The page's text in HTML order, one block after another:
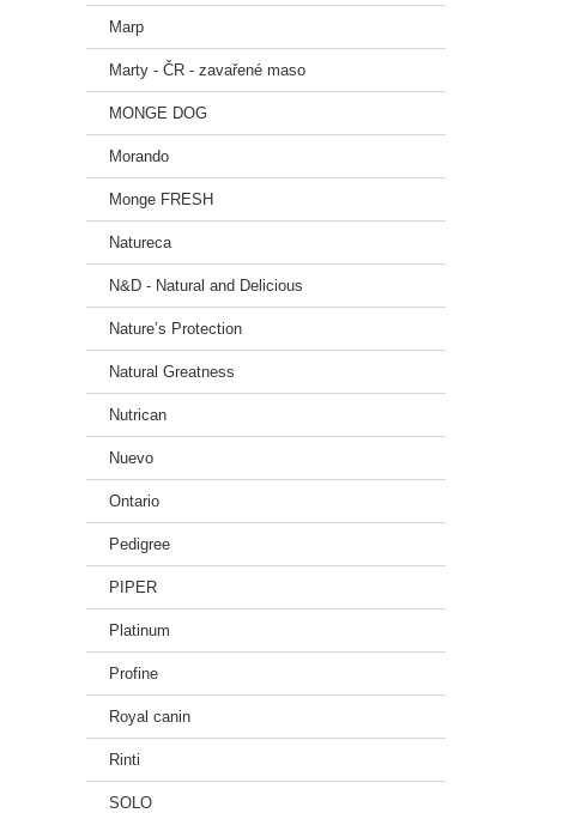
Marp
Marty - ČR - zavařené maso
MONGE DOG
Morando
Monge FRESH
Natureca
N&D - Natural and Delicious
Nature’s Protection
Natural Greatness
Nutrican
Nuevo
Ontario
Pedigree
PIPER
Platinum
Profine
Royal canin
Rinti
SOLO